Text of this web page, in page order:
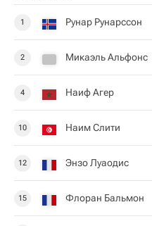
1 Рунар Рунарссон
2 Микаэль Альфонс
4 Наиф Агер
10 Наим Слити
12 Энзо Луаодис
15 Флоран Бальмон